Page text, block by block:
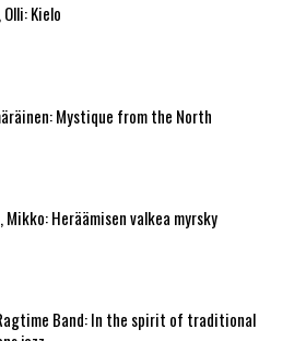
Kielo
Mystique from the North
Mikko: Heräämisen valkea myrsky
Band: In the spirit of traditional